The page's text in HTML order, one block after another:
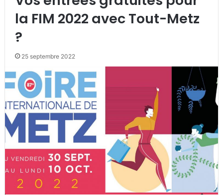
la FIM 2022 avec Tout-Metz
?
25 septembre 2022